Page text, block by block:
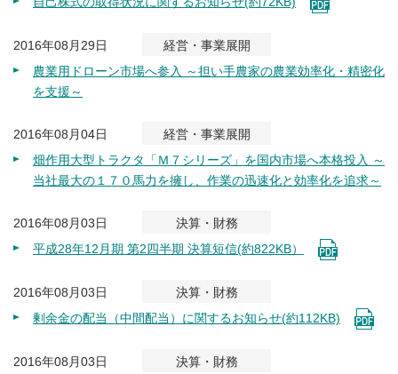
2016年08月29日
経営・事業展開
農業用ドローン市場へ参入 ～担い手農家の農業効率化・精密化
を支援～
2016年08月04日
経営・事業展開
畑作用大型トラクタ「Ｍ７シリーズ」を国内市場へ本格投入 ～
当社最大の１７０馬力を擁し、作業の迅速化と効率化を追求～
2016年08月03日
決算・財務
平成28年12月期 第2四半期 決算短信(約822KB）
2016年08月03日
決算・財務
剰余金の配当（中間配当）に関するお知らせ(約112KB)
2016年08月03日
決算・財務